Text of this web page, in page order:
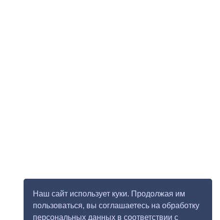
Наш сайт использует куки. Продолжая им
пользоваться, вы соглашаетесь на обработку
персональных данных в соответствии с